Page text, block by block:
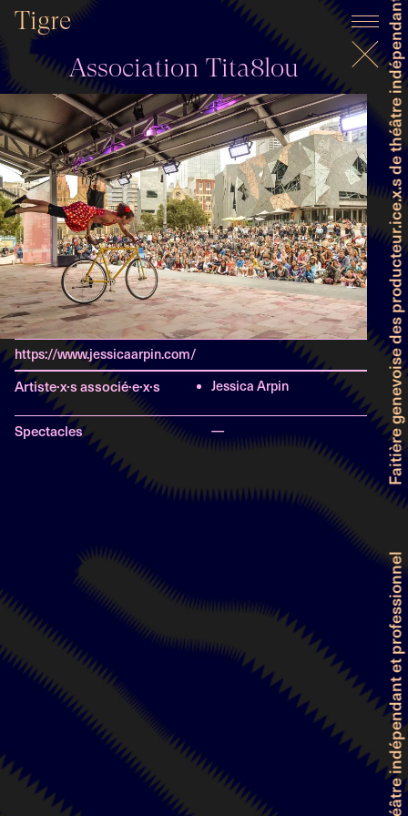
Faitière genevoise des producteur.ice.x.s de théâtre indépendant et professionnel
Tigre
Association Tita8lou
https://www.jessicaarpin.com/
Artiste·x·s associé·e·x·s Jessica Arpin
Spectacles —